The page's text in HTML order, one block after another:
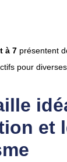
à 7 présentent
pour
et